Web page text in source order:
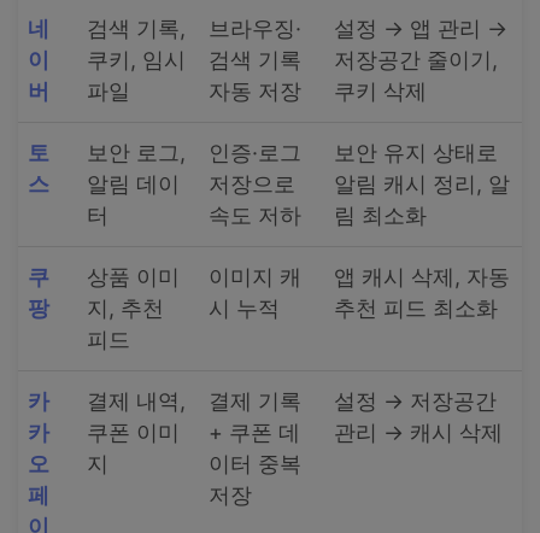
네
이
버
검색 기록,
쿠키, 임시
파일
브라우징·
검색 기록
자동 저장
설정 → 앱 관리 →
저장공간 줄이기,
쿠키 삭제
토
스
보안 로그,
알림 데이
터
인증·로그
저장으로
속도 저하
보안 유지 상태로
알림 캐시 정리, 알
림 최소화
쿠
팡
상품 이미
지, 추천
피드
이미지 캐
시 누적
앱 캐시 삭제, 자동
추천 피드 최소화
카
카
오
페
이
결제 내역,
쿠폰 이미
지
결제 기록
+ 쿠폰 데
이터 중복
저장
설정 → 저장공간
관리 → 캐시 삭제